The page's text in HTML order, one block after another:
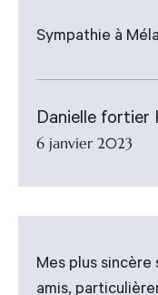
Sympathie à
Danielle fortier
6 janvier 2023
Mes plus
amis,